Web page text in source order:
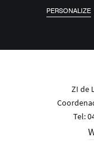
JC BORDELET
ZI de
Tel:
PERSONALIZE